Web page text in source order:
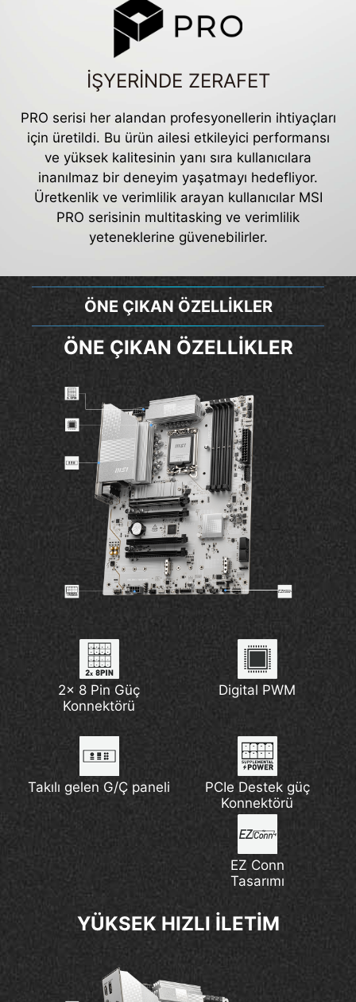
İŞYERİNDE ZERAFET
PRO serisi her alandan profesyonellerin ihtiyaçları
için üretildi. Bu ürün ailesi etkileyici performansı
ve yüksek kalitesinin yanı sıra kullanıcılara
inanılmaz bir deneyim yaşatmayı hedefliyor.
Üretkenlik ve verimlilik arayan kullanıcılar MSI
PRO serisinin multitasking ve verimlilik
yeteneklerine güvenebilirler.
ÖNE ÇIKAN ÖZELLİKLER
ÖNE ÇIKAN ÖZELLİKLER
2x 8 Pin Güç
Konnektörü
Digital PWM
Takılı gelen G/Ç paneli
PCIe Destek güç
Konnektörü
EZ Conn
Tasarımı
YÜKSEK HIZLI İLETİM